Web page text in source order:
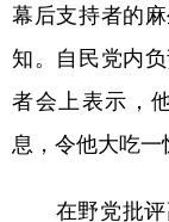
幕后支持者的
知。自民党内
者会上表示，
息，令他大吃一
在野党批评